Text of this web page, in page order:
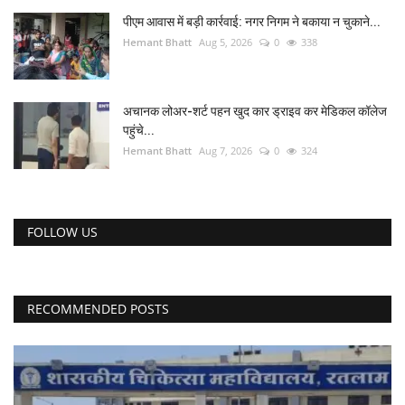
यात्री सरोकार
कारोबार सरोकार
सेहत सरोकार
पीएम आवास में बड़ी कार्रवाई: नगर निगम ने बकाया न चुकाने...
Hemant Bhatt Aug 5, 2026 0 338
अचानक लोअर-शर्ट पहन खुद कार ड्राइव कर मेडिकल कॉलेज
पहुंचे...
Hemant Bhatt Aug 7, 2026 0 324
FOLLOW US
RECOMMENDED POSTS